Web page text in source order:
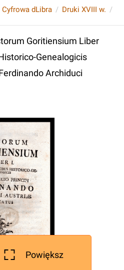
dLibra Druki XVIII w.
Goritiensium Liber
Genealogicis
Archiduci
Powiększ